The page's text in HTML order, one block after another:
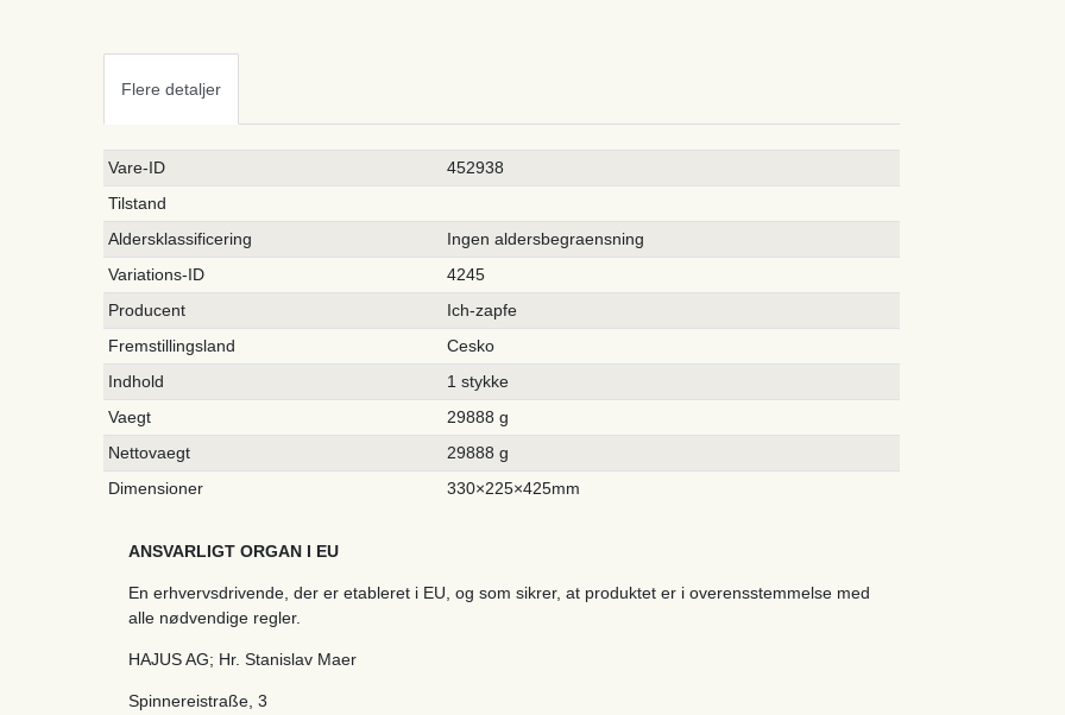
Flere detaljer
Ceres::Template.singleItemTechnicalDataAttribute
Ceres::Template.singleItemTechnicalDataValue
Vare-ID
452938
Tilstand
Aldersklassificering
Ingen aldersbegraensning
Variations-ID
4245
Producent
Ich-zapfe
Fremstillingsland
Cesko
Indhold
1 stykke
Vaegt
29888 g
Nettovaegt
29888 g
Dimensioner
330×225×425mm
ANSVARLIGT ORGAN I EU
En erhvervsdrivende, der er etableret i EU, og som sikrer, at produktet er i overensstemmelse med
alle nødvendige regler.
HAJUS AG; Hr. Stanislav Maer
Spinnereistraße 3